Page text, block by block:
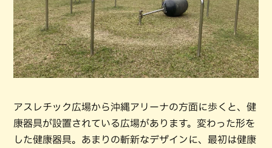
アスレチック広場から沖縄アリーナの方面に歩くと、健
康器具が設置されている広場があります。変わった形を
した健康器具。あまりの斬新なデザインに、最初は健康